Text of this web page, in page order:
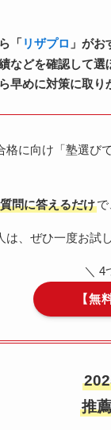
「 リザプロ 」がお
などを確認して選
早めに対策に取り
格に向け「塾選
問に答えるだけ
、ぜひ一度お試
＼ 4
【無
推